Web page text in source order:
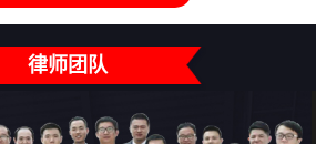
律师团队